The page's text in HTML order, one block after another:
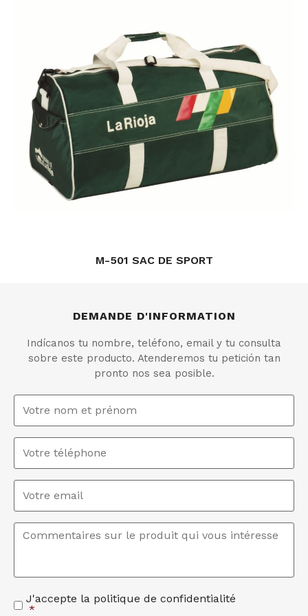
M-501 SAC DE SPORT
DEMANDE D'INFORMATION
Indícanos tu nombre, teléfono, email y tu consulta
sobre este producto. Atenderemos tu petición tan
pronto nos sea posible.
Nom
et
prénom *
Téléphone
Email
Commentaires
Acceptation
J'accepte la politique de confidentialité
*